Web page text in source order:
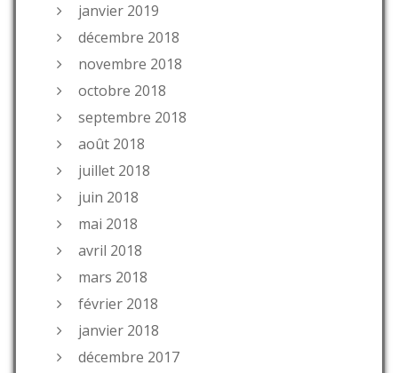
janvier 2019
décembre 2018
novembre 2018
octobre 2018
septembre 2018
août 2018
juillet 2018
juin 2018
mai 2018
avril 2018
mars 2018
février 2018
janvier 2018
décembre 2017